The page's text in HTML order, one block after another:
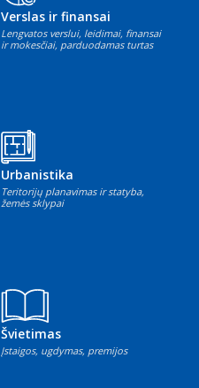
Verslas ir finansai
Lengvatos verslui, leidimai, finansai
ir mokesčiai, parduodamas turtas
Urbanistika
Teritorijų planavimas ir statyba,
žemės sklypai
Švietimas
Įstaigos, ugdymas, premijos